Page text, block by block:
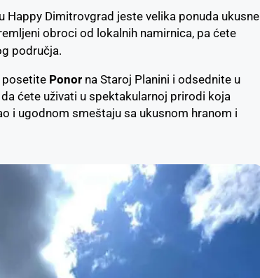
Dimitrovgrad jeste velika ponuda ukusne
obroci od lokalnih namirnica, pa ćete
područja.
posetite Ponor na Staroj Planini i odsednite u
ćete uživati u spektakularnoj prirodi koja
i ugodnom smeštaju sa ukusnom hranom i